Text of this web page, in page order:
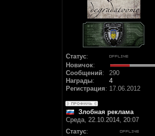
Статус:
Новичок:
Сообщений:
290
Награды:
4
Регистрация: 17.06.2012
Злобная реклама
Среда, 22.10.2014, 20:07
Статус: